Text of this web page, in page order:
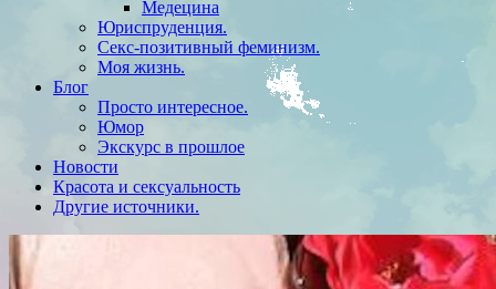
Медецина
Юриспруденция.
Секс-позитивный феминизм.
Моя жизнь.
Блог
Просто интересное.
Юмор
Экскурс в прошлое
Новости
Красота и сексуальность
Другие источники.